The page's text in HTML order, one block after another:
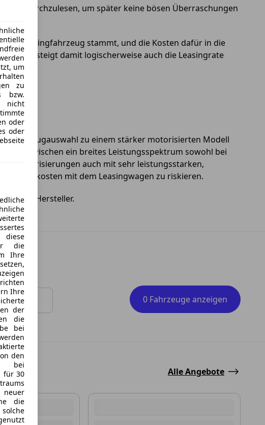
durchzulesen, um später keine bösen Überraschungen
Leasingfahrzeug stammt, und die Kosten dafür in die
steigt damit logischerweise auch die Leasingrate
Fahrzeugauswahl zu einem stärker motorisierten Modell
inzwischen ein breites Leistungsspektrum sowohl bei
auch mit sehr leistungsstarken,
Folgekosten mit dem Leasingwagen zu riskieren.
Hersteller.
unten Tasten zum Navigieren.
0 Fahrzeuge anzeigen
Alle Angebote
um
zu
bzw.
nicht
oder
oder
die
Ihre
Ihre
der
die
bei
den
bei
für 30
die